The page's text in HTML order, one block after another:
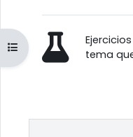
Abrir índice del curso
tema